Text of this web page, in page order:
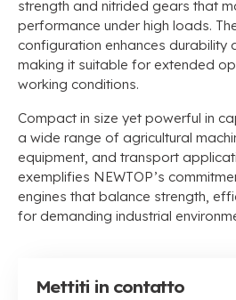
strength and nitrided gears that
performance under high loads.
configuration enhances durability
making it suitable for extended
working conditions.
Compact in size yet powerful in
a wide range of agricultural
equipment, and transport
exemplifies NEWTOP’s
engines that balance strength,
for demanding industrial
Mettiti in contatto